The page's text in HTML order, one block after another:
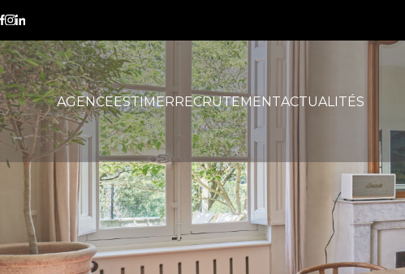
AGENCEESTIMERRECRUTEMENTACTUALITÉS
démembrement